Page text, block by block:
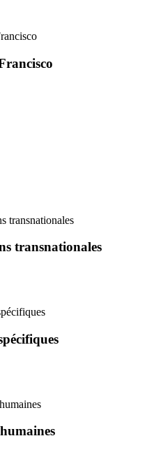
transnationales
transnationales